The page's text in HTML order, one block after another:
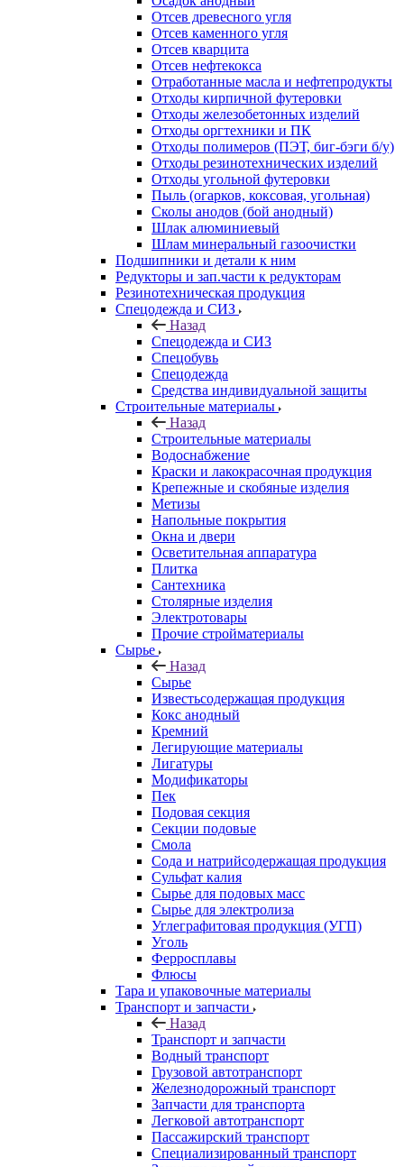
Отсев древесного угля
Отсев каменного угля
Отсев кварцита
Отсев нефтекокса
Отработанные масла и нефтепродукты
Отходы кирпичной футеровки
Отходы железобетонных изделий
Отходы оргтехники и ПК
Отходы полимеров (ПЭТ, биг-бэги б/у)
Отходы резинотехнических изделий
Отходы угольной футеровки
Пыль (огарков, коксовая, угольная)
Сколы анодов (бой анодный)
Шлак алюминиевый
Шлам минеральный газоочистки
Подшипники и детали к ним
Редукторы и зап.части к редукторам
Резинотехническая продукция
Спецодежда и СИЗ
Назад
Спецодежда и СИЗ
Спецобувь
Спецодежда
Средства индивидуальной защиты
Строительные материалы
Назад
Строительные материалы
Водоснабжение
Краски и лакокрасочная продукция
Крепежные и скобяные изделия
Метизы
Напольные покрытия
Окна и двери
Осветительная аппаратура
Плитка
Сантехника
Столярные изделия
Электротовары
Прочие стройматериалы
Сырье
Назад
Сырье
Известьсодержащая продукция
Кокс анодный
Кремний
Легирующие материалы
Лигатуры
Модификаторы
Пек
Подовая секция
Секции подовые
Смола
Сода и натрийсодержащая продукция
Сульфат калия
Сырье для подовых масс
Сырье для электролиза
Углеграфитовая продукция (УГП)
Уголь
Ферросплавы
Флюсы
Тара и упаковочные материалы
Транспорт и запчасти
Назад
Транспорт и запчасти
Водный транспорт
Грузовой автотранспорт
Железнодорожный транспорт
Запчасти для транспорта
Легковой автотранспорт
Пассажирский транспорт
Специализированный транспорт